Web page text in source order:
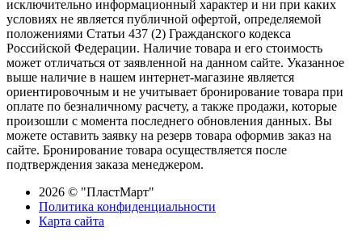
исключительно информационный характер и ни при каких
условиях не является публичной офертой, определяемой
положениями Статьи 437 (2) Гражданского кодекса
Российской Федерации. Наличие товара и его стоимость
может отличаться от заявленной на данном сайте. Указанное
выше наличие в нашем интернет-магазине является
ориентировочным и не учитывает бронирование товара при
оплате по безналичному расчету, а также продажи, которые
произошли с момента последнего обновления данных. Вы
можете оставить заявку на резерв товара оформив заказ на
сайте. Бронирование товара осуществляется после
подтверждения заказа менеджером.
2026 © "ПластМарт"
Политика конфиденциальности
Карта сайта